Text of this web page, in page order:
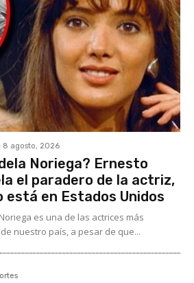
8 agosto, 2026
Noriega? Ernesto
el paradero de la actriz,
está en Estados Unidos
es una de las actrices más
nuestro país, a pesar de que...